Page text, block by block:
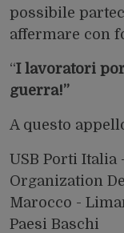
possibile
affermare con
“I lavoratori
guerra!”
A questo
USB Porti Italia
Organization
Marocco -
Paesi Baschi